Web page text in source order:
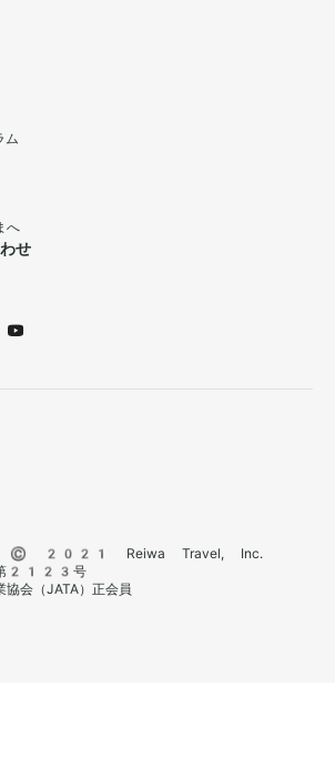
ム
へ
せ
ベル © 2021 Reiwa Travel, Inc.
第2123号
協会（JATA）正会員